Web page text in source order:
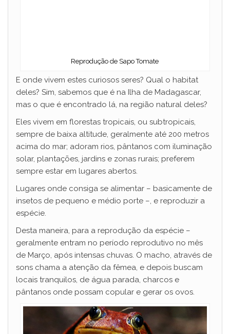
Reprodução de Sapo Tomate
E onde vivem estes curiosos seres? Qual o habitat
deles? Sim, sabemos que é na Ilha de Madagascar,
mas o que é encontrado lá, na região natural deles?
Eles vivem em florestas tropicais, ou subtropicais,
sempre de baixa altitude, geralmente até 200 metros
acima do mar; adoram rios, pântanos com iluminação
solar, plantações, jardins e zonas rurais; preferem
sempre estar em lugares abertos.
Lugares onde consiga se alimentar – basicamente de
insetos de pequeno e médio porte –, e reproduzir a
espécie.
Desta maneira, para a reprodução da espécie –
geralmente entram no período reprodutivo no mês
de Março, após intensas chuvas. O macho, através de
sons chama a atenção da fêmea, e depois buscam
locais tranquilos, de água parada, charcos e
pântanos onde possam copular e gerar os ovos.